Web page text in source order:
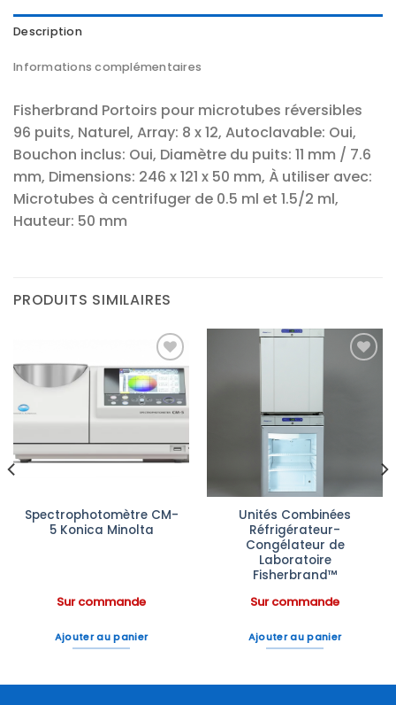
Description
Informations complémentaires
Fisherbrand Portoirs pour microtubes réversibles
96 puits, Naturel, Array: 8 x 12, Autoclavable: Oui,
Bouchon inclus: Oui, Diamètre du puits: 11 mm / 7.6
mm, Dimensions: 246 x 121 x 50 mm, À utiliser avec:
Microtubes à centrifuger de 0.5 ml et 1.5/2 ml,
Hauteur: 50 mm
PRODUITS SIMILAIRES
Ajouter
à la liste
Spectrophotomètre CM-
5 Konica Minolta
Sur commande
Ajouter au panier
Unités Combinées
Réfrigérateur-
Congélateur de
Laboratoire
Fisherbrand™
Sur commande
Ajouter au panier